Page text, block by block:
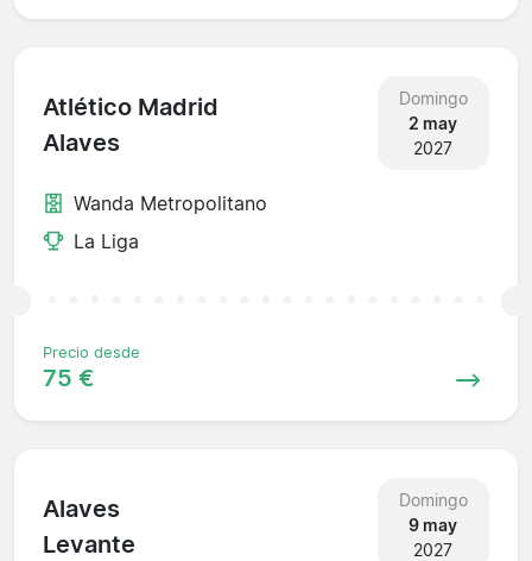
Atlético Madrid
Alaves
Domingo
2 may
2027
Wanda Metropolitano
La Liga
Precio desde
75 €
Alaves
Levante
Domingo
9 may
2027